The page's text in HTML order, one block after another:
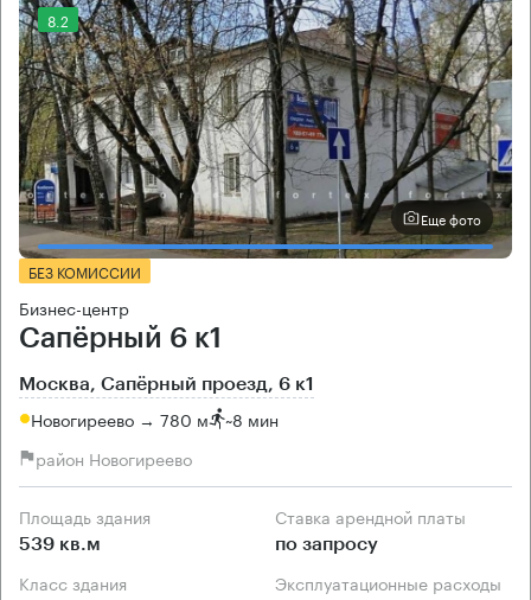
8.2
Еще фото
БЕЗ КОМИССИИ
Бизнес-центр
Сапёрный 6 к1
Москва, Сапёрный проезд, 6 к1
Новогиреево → 780 м ~8 мин
район Новогиреево
Площадь здания
539 кв.м
Ставка арендной платы
по запросу
Класс здания Эксплуатационные расходы